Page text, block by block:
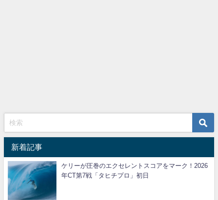
新着記事
ケリーが圧巻のエクセレントスコアをマーク！2026
年CT第7戦「タヒチプロ」初日